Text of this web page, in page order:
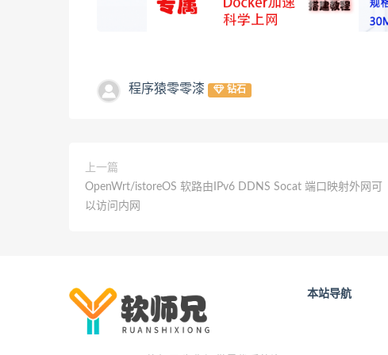
程序猿零零漆 钻石
上一篇
OpenWrt/istoreOS 软路由IPv6 DDNS Socat 端口映射外网可
以访问内网
本站导航